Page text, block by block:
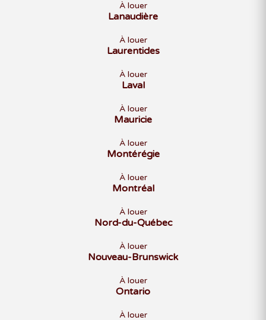
À louer
Lanaudière
À louer
Laurentides
À louer
Laval
À louer
Mauricie
À louer
Montérégie
À louer
Montréal
À louer
Nord-du-Québec
À louer
Nouveau-Brunswick
À louer
Ontario
À louer